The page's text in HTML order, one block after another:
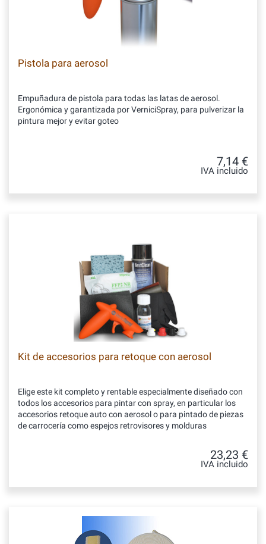
Pistola para aerosol
Empuñadura de pistola para todas las latas de aerosol.
Ergonómica y garantizada por VerniciSpray, para pulverizar la
pintura mejor y evitar goteo
7,14 €
IVA incluido
Kit de accesorios para retoque con aerosol
Elige este kit completo y rentable especialmente diseñado con
todos los accesorios para pintar con spray, en particular los
accesorios retoque auto con aerosol o para pintado de piezas
de carrocería como espejos retrovisores y molduras
23,23 €
IVA incluido